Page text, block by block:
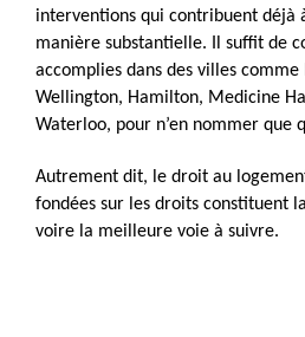
interventions qui contribuent déjà
manière substantielle. Il suffit de
accomplies dans des villes
Wellington, Hamilton, Medicine
Waterloo, pour n’en nommer que
Autrement dit, le droit au
fondées sur les droits constituent
voire la meilleure voie à suivre.